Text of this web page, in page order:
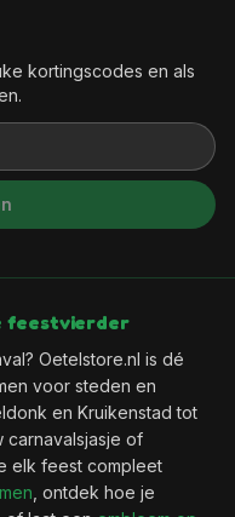
kortingscodes en als
feestvierder
Oetelstore.nl is dé
voor steden en
en Kruikenstad tot
carnavalsjasje of
elk feest compleet
, ontdek hoe je
in je